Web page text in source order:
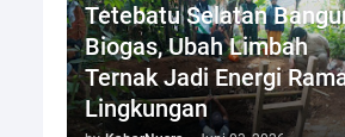
Tetebatu Selatan
Biogas, Ubah Limbah
Ternak Jadi Energi
Lingkungan